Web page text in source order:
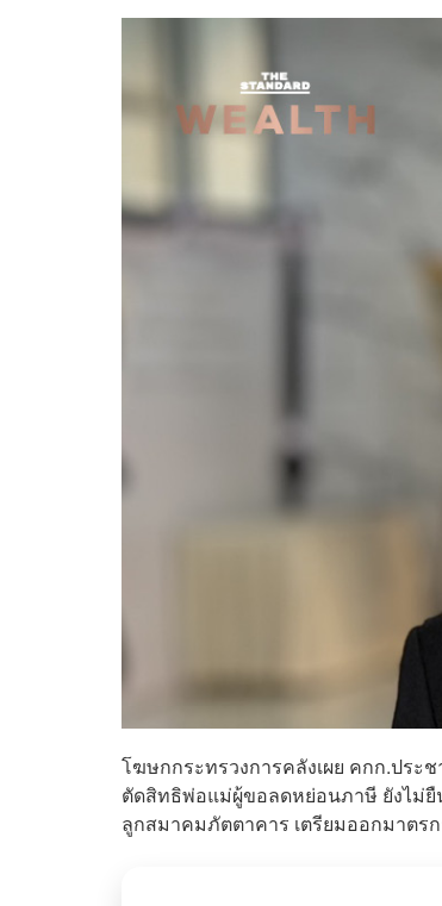
โฆษกกระทรวงการคลังเผย คกก.ประ
ตัดสิทธิพ่อแม่ผู้ขอลดหย่อนภาษี ยังไม่
ลูกสมาคมภัตตาคาร เตรียมออกมาตร